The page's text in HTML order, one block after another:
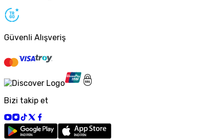
Güvenli Alışveriş
Bizi takip et